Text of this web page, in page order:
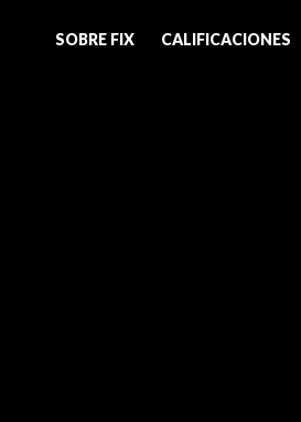
SOBRE FIX CALIFICACIONES